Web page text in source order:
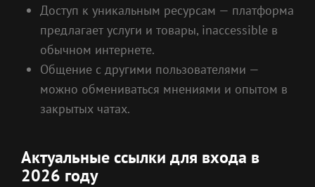
Доступ к уникальным ресурсам — платформа
предлагает услуги и товары, inaccessible в
обычном интернете.
Общение с другими пользователями —
можно обмениваться мнениями и опытом в
закрытых чатах.
Актуальные ссылки для входа в
2026 году